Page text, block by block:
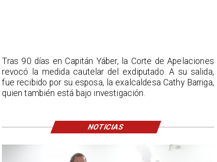
Tras 90 días en Capitán Yáber, la Corte de Apelaciones
revocó la medida cautelar del exdiputado. A su salida,
fue recibido por su esposa, la exalcaldesa Cathy Barriga,
quien también está bajo investigación.
NOTICIAS